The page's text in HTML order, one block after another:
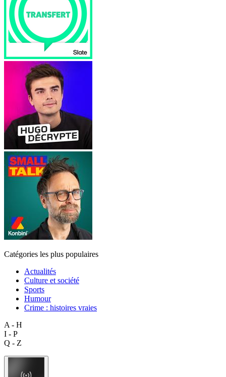
Catégories les plus populaires
Actualités
Culture et société
Sports
Humour
Crime : histoires vraies
A - H
I - P
Q - Z